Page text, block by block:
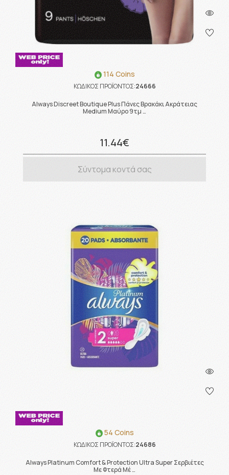
114 Coins
ΚΩΔΙΚΟΣ ΠΡΟΪΟΝΤΟΣ:24666
Always Discreet Boutique Plus Πάνες Βρακάκι Ακράτειας
Medium Μαύρο 9τμ …
11.44€
Σύντομα κοντά σας
54 Coins
ΚΩΔΙΚΟΣ ΠΡΟΪΟΝΤΟΣ:24686
Always Platinum Comfort & Protection Ultra Super Σερβιέτες
Με Φτερά Μέ …